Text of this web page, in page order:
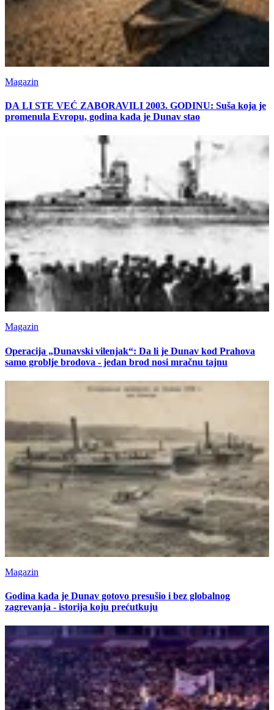
Magazin
DA LI STE VEĆ ZABORAVILI 2003. GODINU: Suša koja je
promenula Evropu, godina kada je Dunav stao
Magazin
Operacija „Dunavski vilenjak“: Da li je Dunav kod Prahova
samo groblje brodova - jedan brod nosi mračnu tajnu
Magazin
Godina kada je Dunav gotovo presušio i bez globalnog
zagrevanja - istorija koju prećutkuju